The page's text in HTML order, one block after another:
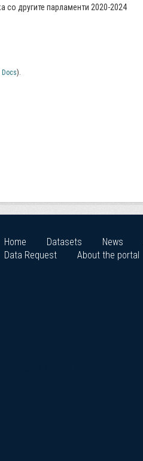
со другите парламенти 2020-2024
Docs).
Home Datasets News
Data Request
About the portal